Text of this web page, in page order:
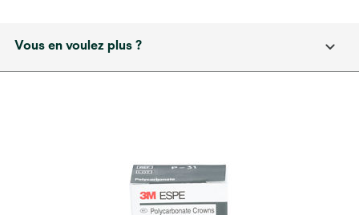
Vous en voulez plus ?